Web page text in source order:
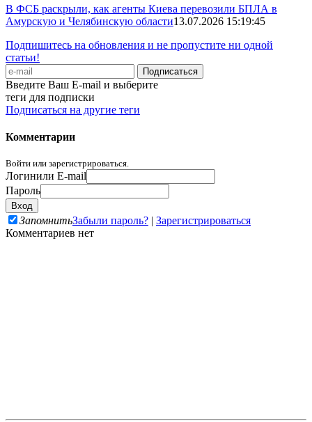
В ФСБ раскрыли, как агенты Киева перевозили БПЛА в
Амурскую и Челябинскую области13.07.2026 15:19:45
Подпишитесь на обновления и не пропустите ни одной
статьи!
Введите Ваш E-mail и выберите
теги для подписки
Подписаться на другие теги
Комментарии
Войти или зарегистрироваться.
Логинили E-mail
Пароль
ЗапомнитьЗабыли пароль? | Зарегистрироваться
Комментариев нет